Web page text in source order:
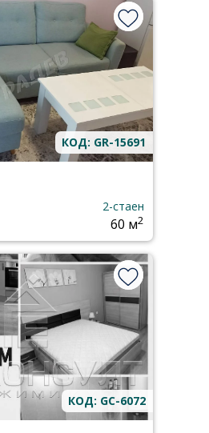
КОД: GR-15691
2-стаен
60 м2
КОД: GC-6072